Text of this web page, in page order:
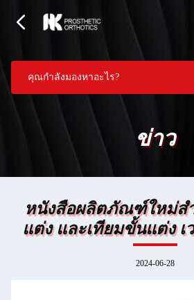
ข่าว
หนังสือผลิตภัณฑ์ใหม่สํ
แต่ง และเทียมขั้นแต่ง เ
2024-06-28